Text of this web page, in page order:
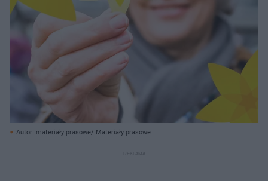
Autor: materiały prasowe/ Materiały prasowe